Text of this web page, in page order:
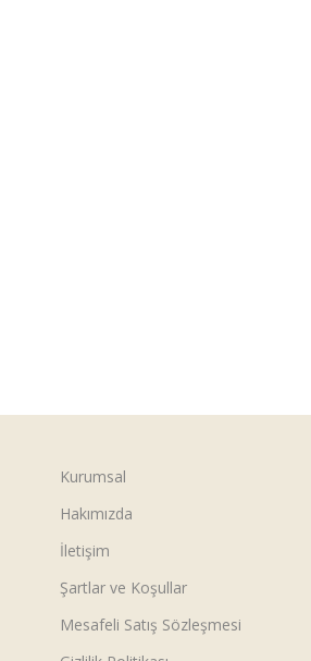
Kurumsal
Hakımızda
İletişim
Şartlar ve Koşullar
Mesafeli Satış Sözleşmesi